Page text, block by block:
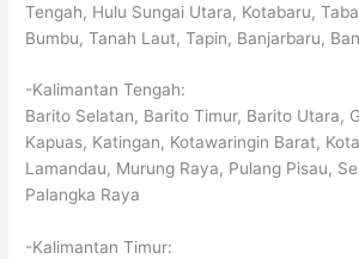
Tengah, Hulu Sungai Utara, Kotabaru,
Bumbu, Tanah Laut, Tapin, Banjarbaru,
-Kalimantan Tengah:
Barito Selatan, Barito Timur, Barito Utara,
Kapuas, Katingan, Kotawaringin Barat,
Lamandau, Murung Raya, Pulang Pisau,
Palangka Raya
-Kalimantan Timur: